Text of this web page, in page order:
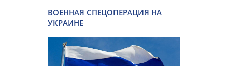
ВОЕННАЯ СПЕЦОПЕРАЦИЯ НА
УКРАИНЕ